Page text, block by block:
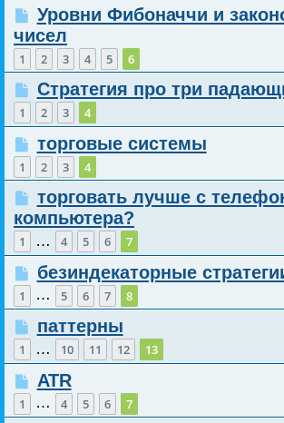
Уровни Фибоначчи и
чисел
1 2 3 4 5 6
Стратегия про три
1 2 3 4
торговые системы
1 2 3 4
торговать лучше с
компьютера?
1 … 4 5 6 7
безиндекаторные
1 … 5 6 7 8
паттерны
1 … 10 11 12 13
ATR
1 … 4 5 6 7